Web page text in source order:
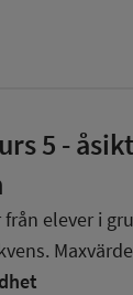
5 -
från elever i